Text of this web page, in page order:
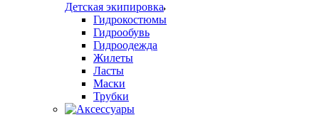
Детская экипировка
Гидрокостюмы
Гидрообувь
Гидроодежда
Жилеты
Ласты
Маски
Трубки